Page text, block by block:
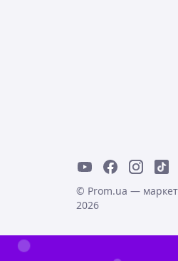
© Prom.ua —
2026